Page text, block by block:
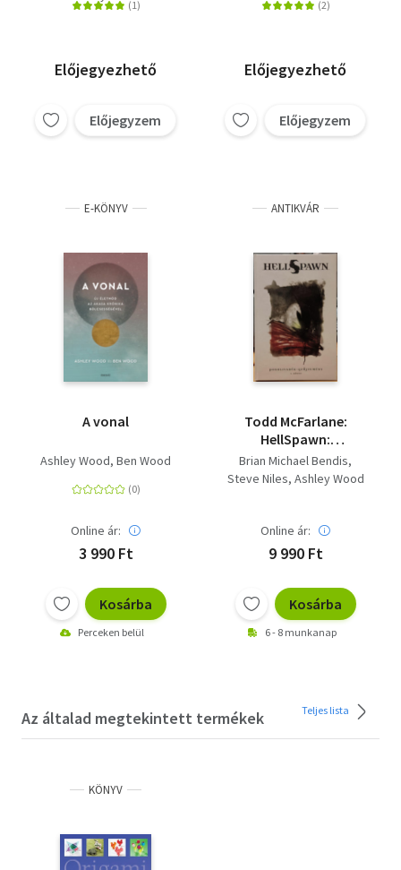
Előjegyezhető
Előjegyzem
Előjegyezhető
Előjegyzem
E-KÖNYV
A vonal
Ashley Wood Ben Wood
Online ár:
3 990 Ft
Kosárba
Perceken belül
ANTIKVÁR
Todd McFarlane:
HellSpawn:
Pokolivadék -
gyűjtemény 1. (I.)
Brian Michael Bendis
Steve Niles Ashley Wood
Online ár:
9 990 Ft
Kosárba
6 - 8 munkanap
Az általad megtekintett termékek Teljes lista
KÖNYV